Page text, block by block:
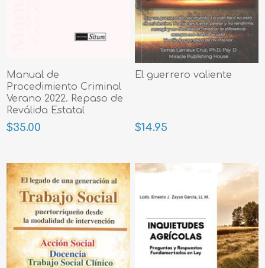
Manual de
Procedimiento Criminal
Verano 2022. Repaso de
Reválida Estatal
$35.00
El guerrero valiente
$14.95